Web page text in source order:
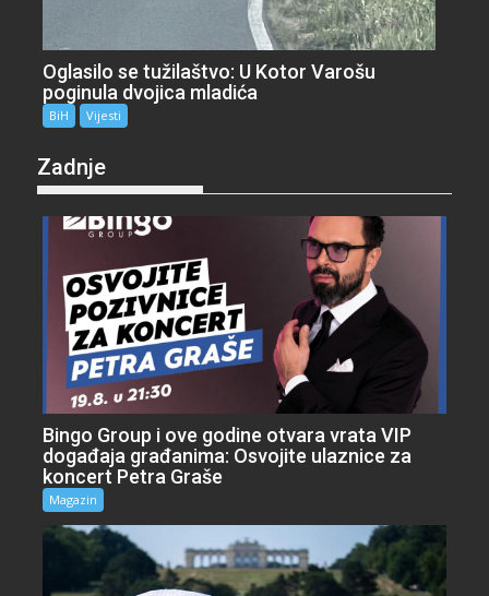
Oglasilo se tužilaštvo: U Kotor Varošu
poginula dvojica mladića
BiH Vijesti
Zadnje
Bingo Group i ove godine otvara vrata VIP
događaja građanima: Osvojite ulaznice za
koncert Petra Graše
Magazin